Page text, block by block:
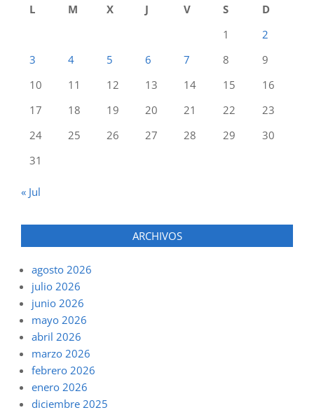
L
M X J V S
D
1
2
3
4 5 6 7 8
9
10
11 12 13 14 15
16
17
18 19 20 21 22
23
24
25 26 27 28 29
30
31
« Jul
ARCHIVOS
agosto 2026
julio 2026
junio 2026
mayo 2026
abril 2026
marzo 2026
febrero 2026
enero 2026
diciembre 2025